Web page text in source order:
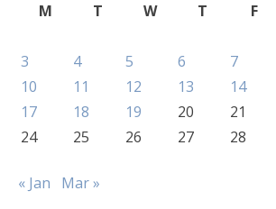
M
T W T F
3
4 5 6 7
10
11 12 13 14
17
18 19 20 21
24
25 26 27 28
« Jan Mar »